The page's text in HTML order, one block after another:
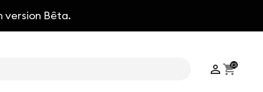
version Bêta.
 shopping_cart
(0)